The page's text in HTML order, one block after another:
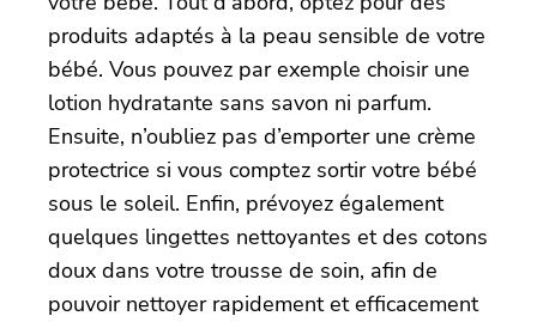
produits adaptés à la peau sensible de votre
bébé. Vous pouvez par exemple choisir une
lotion hydratante sans savon ni parfum.
Ensuite, n’oubliez pas d’emporter une crème
protectrice si vous comptez sortir votre bébé
sous le soleil. Enfin, prévoyez également
quelques lingettes nettoyantes et des cotons
doux dans votre trousse de soin, afin de
pouvoir nettoyer rapidement et efficacement